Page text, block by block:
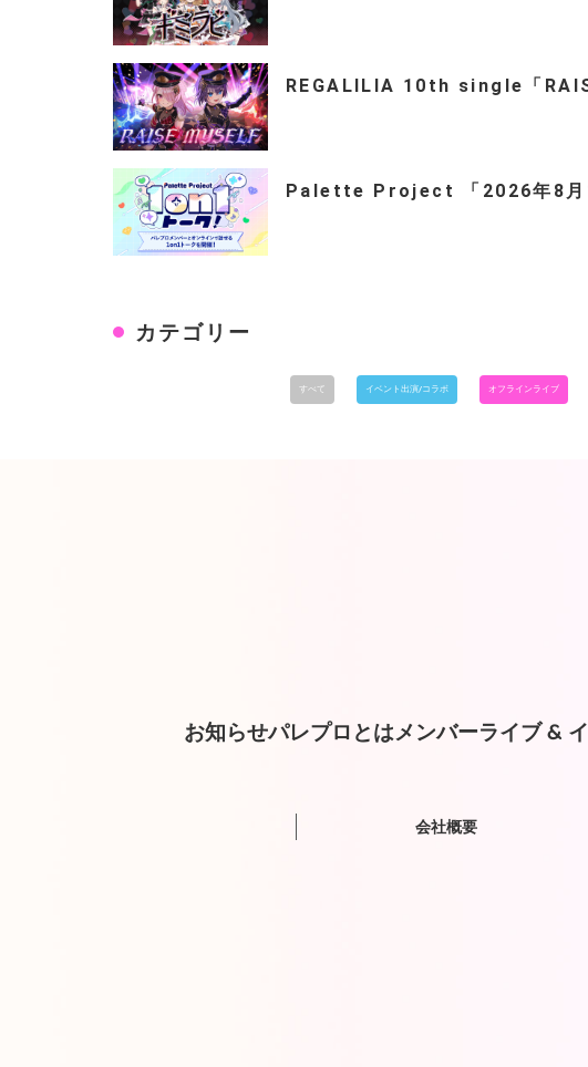
REGALILIA 10th single「
Palette Project 「2026年8
カテゴリー
すべて イベント出演/コラボ オフラインライブ
お知らせパレプロとはメンバーライブ &
会社概要